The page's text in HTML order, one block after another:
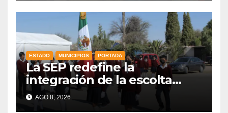
ESTADO MUNICIPIOS PORTADA
La SEP redefine la
integración de la escolta
escolar prioritando la
inclusión
AGO 8, 2026